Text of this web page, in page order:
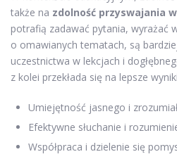
także na zdolność przyswajania
potrafią zadawać pytania, wyrażać
o omawianych tematach, są
uczestnictwa w lekcjach i
z kolei przekłada się na lepsze
Umiejętność jasnego i
Efektywne słuchanie i
Współpraca i dzielenie się